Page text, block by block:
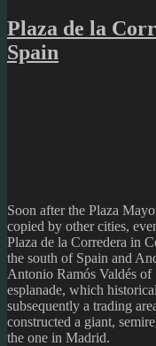
Plaza de la
Spain
Soon after the Plaza
copied by other cities,
Plaza de la Corredera in
the south of Spain and
Antonio Ramós Valdés of
esplanade, which
subsequently a trading
constructed a giant,
the one in Madrid.